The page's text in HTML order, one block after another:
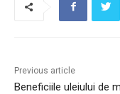
Previous article
Beneficiile uleiului de